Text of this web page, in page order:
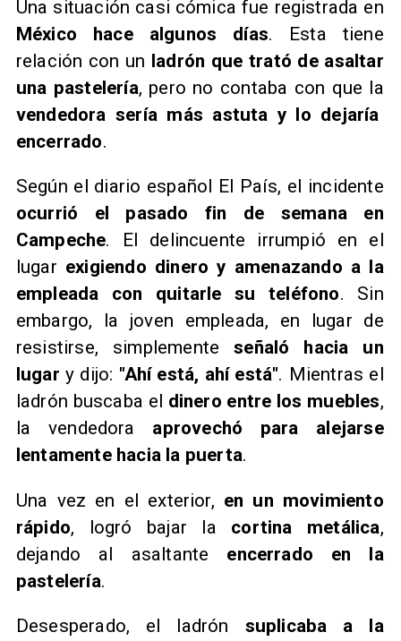
Una situación casi cómica fue registrada en
México hace algunos días. Esta tiene
relación con un ladrón que trató de asaltar
una pastelería, pero no contaba con que la
vendedora sería más astuta y lo dejaría
encerrado.
Según el diario español El País, el incidente
ocurrió el pasado fin de semana en
Campeche. El delincuente irrumpió en el
lugar exigiendo dinero y amenazando a la
empleada con quitarle su teléfono. Sin
embargo, la joven empleada, en lugar de
resistirse, simplemente señaló hacia un
lugary dijo: "Ahí está, ahí está". Mientras el
ladrón buscaba el dinero entre los muebles,
la vendedora aprovechó para alejarse
lentamente hacia la puerta.
Una vez en el exterior, en un movimiento
rápido, logró bajar la cortina metálica,
dejando al asaltante encerrado en la
pastelería.
Desesperado, el ladrón suplicaba a la